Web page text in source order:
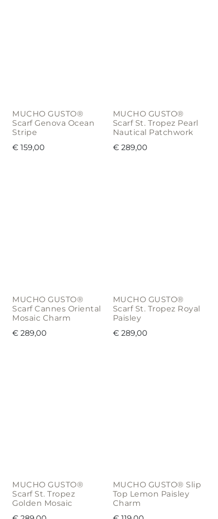
MUCHO GUSTO®
Scarf Genova Ocean
Stripe
€ 159,00
MUCHO GUSTO®
Scarf St. Tropez Pearl
Nautical Patchwork
€ 289,00
MUCHO GUSTO®
Scarf Cannes Oriental
Mosaic Charm
€ 289,00
MUCHO GUSTO®
Scarf St. Tropez Royal
Paisley
€ 289,00
MUCHO GUSTO®
Scarf St. Tropez
Golden Mosaic
MUCHO GUSTO® Slip
Top Lemon Paisley
Charm